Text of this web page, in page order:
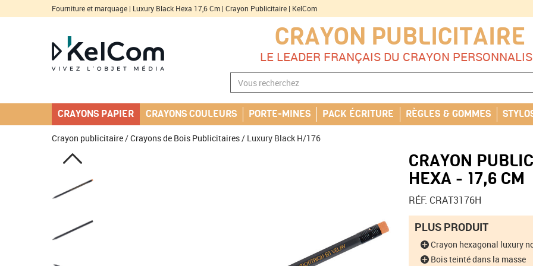
Fourniture et marquage | Luxury Black Hexa 17,6 Cm | Crayon Publicitaire | KelCom
CRAYON PUBLICITAIRE
LE LEADER FRANÇAIS DU CRAYON
CRAYONS PAPIER CRAYONS COULEURS PORTE-MINES PACK ÉCRITURE RÈGLES & GOMMES
Crayon publicitaire/Crayons de Bois Publicitaires/ Luxury Black H/176
CRAYON
HEXA - 17,6 CM
RÉF. CRAT3176H
PLUS PRODUIT
Crayon hexagonal luxury
Bois teinté dans la masse